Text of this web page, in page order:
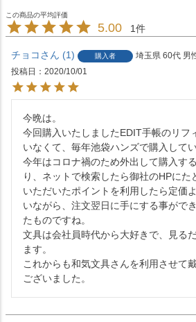
5.00 1
チョコ 1 購入者 埼玉県 60代 男
投稿日
2020/10/01
今晩は。
今回購入いたしましたEDIT手帳のリフ
いなくて、毎年池袋ハンズで購入してい
今年はコロナ禍のため外出して購入す
り、ネットで検索したら御社のHPにた
いただいたポイントを利用したら定価
いながら、注文翌日に手にする事がで
たものですね。
文具は会社員時代から大好きで、見る
ます。
これからも和気文具さんを利用させて
ございました。